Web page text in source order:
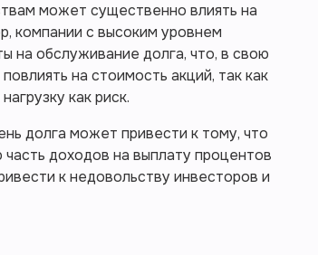
может существенно влиять на
компании с высоким уровнем
на обслуживание долга, что, в свою
на стоимость акций, так как
как риск.
долга может привести к тому, что
доходов на выплату процентов
к недовольству инвесторов и